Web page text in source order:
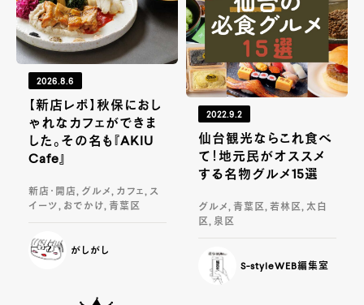
2026.8.6
【新店レポ】秋保におし
ゃれなカフェができま
した。その名も『AKIU
Cafe』
新店・開店, グルメ, カフェ, ス
イーツ, おでかけ, 青葉区
がしがし
2022.9.2
仙台観光ならこれ食べ
て！地元民がオススメ
する名物グルメ15選
グルメ, 青葉区, 若林区, 太白
区, 泉区
S-styleWEB編集室